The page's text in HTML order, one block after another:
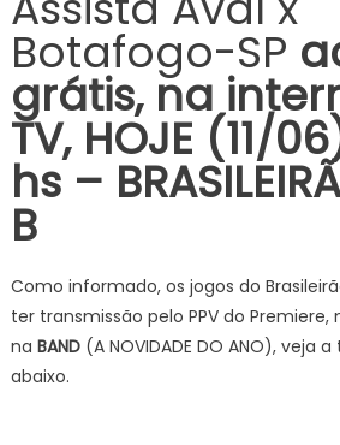
Botafogo-SP
grátis, na
TV, HOJE (11/
hs –
B
Como informado, os jogos do
ter transmissão pelo PPV do Premiere,
na BAND(A NOVIDADE DO ANO), veja
abaixo.